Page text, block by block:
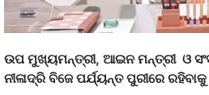
ଉପ ମୁଖ୍ୟମନ୍ତ୍ରୀ, ଆଇନ ମନ୍ତ୍ରୀ ଓ
ନୀଳାଦ୍ରି ବିଜେ ପର୍ଯ୍ୟନ୍ତ ପୁରୀରେ